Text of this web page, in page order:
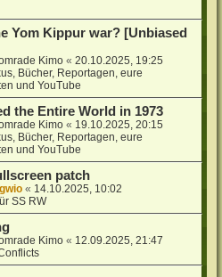
Yom Kippur war? [Unbiased
Kimo «20.10.2025, 19:25
Bücher, Reportagen, eure
und YouTube
the Entire World in 1973
Kimo « 19.10.2025, 20:15
Bücher, Reportagen, eure
und YouTube
patch
« 14.10.2025, 10:02
SS RW
Kimo « 12.09.2025, 21:47